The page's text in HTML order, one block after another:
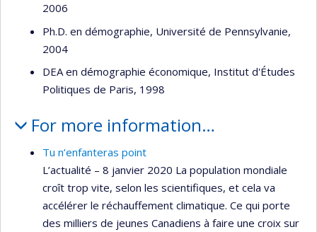
2006
Ph.D. en démographie, Université de Pennsylvanie,
2004
DEA en démographie économique, Institut d'Études
Politiques de Paris, 1998
For more information…
Tu n’enfanteras point
L’actualité – 8 janvier 2020 La population mondiale
croît trop vite, selon les scientifiques, et cela va
accélérer le réchauffement climatique. Ce qui porte
des milliers de jeunes Canadiens à faire une croix sur